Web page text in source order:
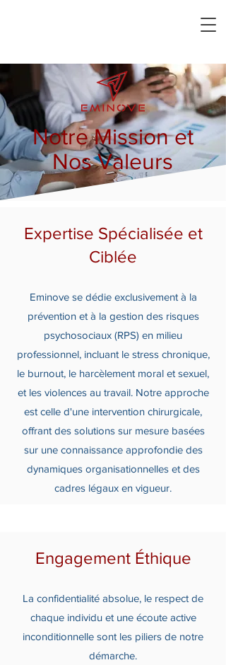
Notre Mission et
Nos Valeurs
Expertise Spécialisée et
Ciblée
Eminove se dédie exclusivement à la
prévention et à la gestion des risques
psychosociaux (RPS) en milieu
professionnel, incluant le stress chronique,
le burnout, le harcèlement moral et sexuel,
et les violences au travail. Notre approche
est celle d'une intervention chirurgicale,
offrant des solutions sur mesure basées
sur une connaissance approfondie des
dynamiques organisationnelles et des
cadres légaux en vigueur.
Engagement Éthique
La confidentialité absolue, le respect de
chaque individu et une écoute active
inconditionnelle sont les piliers de notre
démarche.